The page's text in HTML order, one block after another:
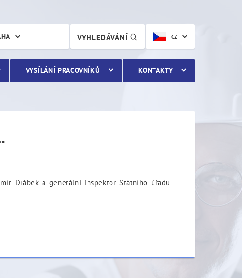
CZ
VYHLEDÁVÁNÍ
VYSÍLÁNÍ PRACOVNÍKŮ KONTAKTY
Drábek a generální inspektor Státního úřadu